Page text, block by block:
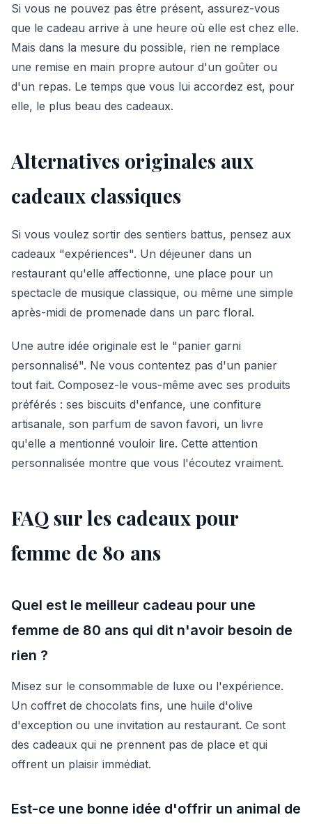
Si vous ne pouvez pas être présent, assurez-vous
que le cadeau arrive à une heure où elle est chez elle.
Mais dans la mesure du possible, rien ne remplace
une remise en main propre autour d'un goûter ou
d'un repas. Le temps que vous lui accordez est, pour
elle, le plus beau des cadeaux.
Alternatives originales aux
cadeaux classiques
Si vous voulez sortir des sentiers battus, pensez aux
cadeaux "expériences". Un déjeuner dans un
restaurant qu'elle affectionne, une place pour un
spectacle de musique classique, ou même une simple
après-midi de promenade dans un parc floral.
Une autre idée originale est le "panier garni
personnalisé". Ne vous contentez pas d'un panier
tout fait. Composez-le vous-même avec ses produits
préférés : ses biscuits d'enfance, une confiture
artisanale, son parfum de savon favori, un livre
qu'elle a mentionné vouloir lire. Cette attention
personnalisée montre que vous l'écoutez vraiment.
FAQ sur les cadeaux pour
femme de 80 ans
Quel est le meilleur cadeau pour une
femme de 80 ans qui dit n'avoir besoin de
rien ?
Misez sur le consommable de luxe ou l'expérience.
Un coffret de chocolats fins, une huile d'olive
d'exception ou une invitation au restaurant. Ce sont
des cadeaux qui ne prennent pas de place et qui
offrent un plaisir immédiat.
Est-ce une bonne idée d'offrir un animal de